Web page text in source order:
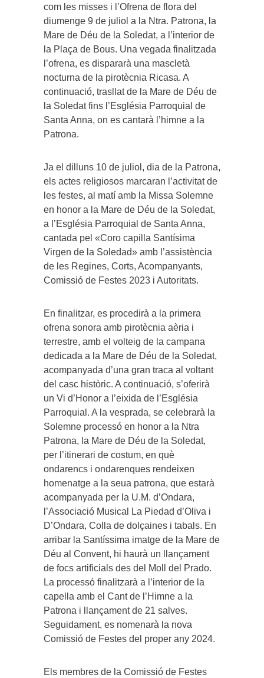
com les misses i l’Ofrena de flora del
diumenge 9 de juliol a la Ntra. Patrona, la
Mare de Déu de la Soledat, a l’interior de
la Plaça de Bous. Una vegada finalitzada
l’ofrena, es dispararà una mascletà
nocturna de la pirotècnia Ricasa. A
continuació, trasllat de la Mare de Déu de
la Soledat fins l’Església Parroquial de
Santa Anna, on es cantarà l’himne a la
Patrona.
Ja el dilluns 10 de juliol, dia de la Patrona,
els actes religiosos marcaran l’activitat de
les festes, al matí amb la Missa Solemne
en honor a la Mare de Déu de la Soledat,
a l’Església Parroquial de Santa Anna,
cantada pel «Coro capilla Santísima
Virgen de la Soledad» amb l’assistència
de les Regines, Corts, Acompanyants,
Comissió de Festes 2023 i Autoritats.
En finalitzar, es procedirà a la primera
ofrena sonora amb pirotècnia aèria i
terrestre, amb el volteig de la campana
dedicada a la Mare de Déu de la Soledat,
acompanyada d’una gran traca al voltant
del casc històric. A continuació, s’oferirà
un Vi d’Honor a l’eixida de l’Església
Parroquial. A la vesprada, se celebrarà la
Solemne processó en honor a la Ntra
Patrona, la Mare de Déu de la Soledat,
per l’itinerari de costum, en què
ondarencs i ondarenques rendeixen
homenatge a la seua patrona, que estarà
acompanyada per la U.M. d’Ondara,
l’Associació Musical La Piedad d’Oliva i
D’Ondara, Colla de dolçaines i tabals. En
arribar la Santíssima imatge de la Mare de
Déu al Convent, hi haurà un llançament
de focs artificials des del Moll del Prado.
La processó finalitzarà a l’interior de la
capella amb el Cant de l’Himne a la
Patrona i llançament de 21 salves.
Seguidament, es nomenarà la nova
Comissió de Festes del proper any 2024.
Els membres de la Comissió de Festes